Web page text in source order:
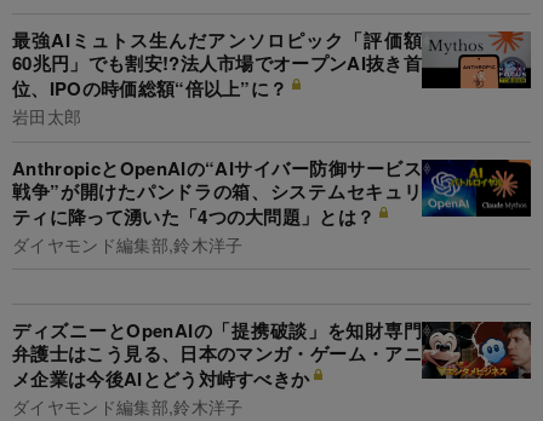
最強AIミュトス生んだアンソロピック「評価額
60兆円」でも割安!?法人市場でオープンAI抜き首
位、IPOの時価総額“倍以上”に？
岩田太郎
AnthropicとOpenAIの“AIサイバー防御サービス
戦争”が開けたパンドラの箱、システムセキュリ
ティに降って湧いた「4つの大問題」とは？
ダイヤモンド編集部,鈴木洋子
ディズニーとOpenAIの「提携破談」を知財専門
弁護士はこう見る、日本のマンガ・ゲーム・アニ
メ企業は今後AIとどう対峙すべきか
ダイヤモンド編集部,鈴木洋子